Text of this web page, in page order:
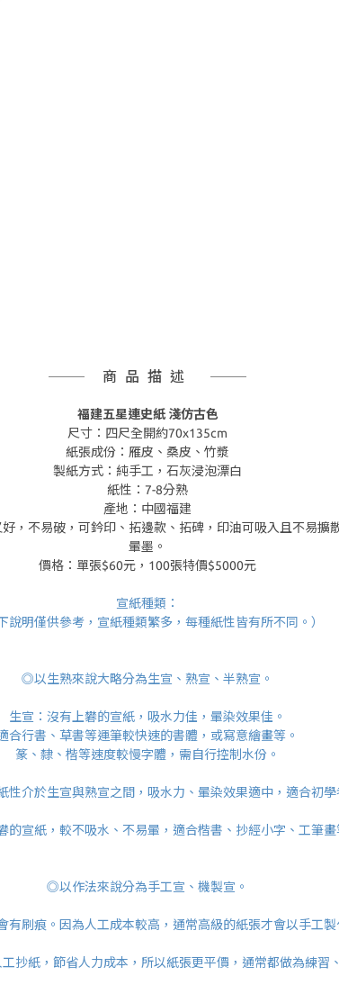
商品描述
福建五星連史紙 淺仿古色
尺寸：四尺全開約70x135cm
紙張成份：雁皮、桑皮、竹漿
製紙方式：純手工，石灰浸泡漂白
紙性：7-8分熟
產地：中國福建
，不易破，可鈐印、拓邊款、拓碑，印油可吸入且不易
暈墨。
價格：單張$60元，100張特價$5000元
宣紙種類：
說明僅供參考，宣紙種類繁多，每種紙性皆有所不同。）
◎以生熟來說大略分為生宣、熟宣、半熟宣。
生宣：沒有上礬的宣紙，吸水力佳，暈染效果佳。
合行書、草書等運筆較快速的書體，或寫意繪畫等。
篆、隸、楷等速度較慢字體，需自行控制水份。
性介於生宣與熟宣之間，吸水力、暈染效果適中，適合初學
的宣紙，較不吸水、不易暈，適合楷書、抄經小字、工筆畫
◎以作法來說分為手工宣、機製宣。
刷痕。因為人工成本較高，通常高級的紙張才會以手工
抄紙，節省人力成本，所以紙張更平價，通常都做為練習